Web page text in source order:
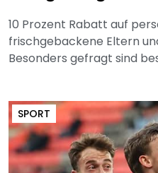
10 Prozent Rabatt auf
frischgebackene Eltern
Besonders gefragt sind
SPORT